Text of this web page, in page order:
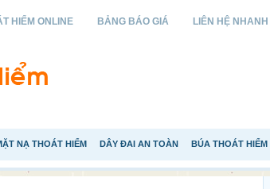
HIỂM ONLINE BẢNG BÁO GIÁ LIÊN HỆ NHANH
NẠ THOÁT HIỂM DÂY ĐAI AN TOÀN BÚA THOÁT HIỂM